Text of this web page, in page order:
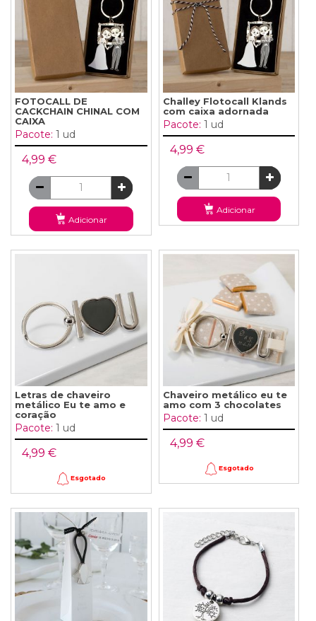
FOTOCALL DE
CACKCHAIN ​​CHINAL COM
CAIXA
Pacote: 1 ud
4,99 €
Adicionar
Challey Flotocall Klands
com caixa adornada
Pacote: 1 ud
4,99 €
Adicionar
Letras de chaveiro
metálico Eu te amo e
coração
Pacote: 1 ud
4,99 €
Esgotado
Chaveiro metálico eu te
amo com 3 chocolates
Pacote: 1 ud
4,99 €
Esgotado